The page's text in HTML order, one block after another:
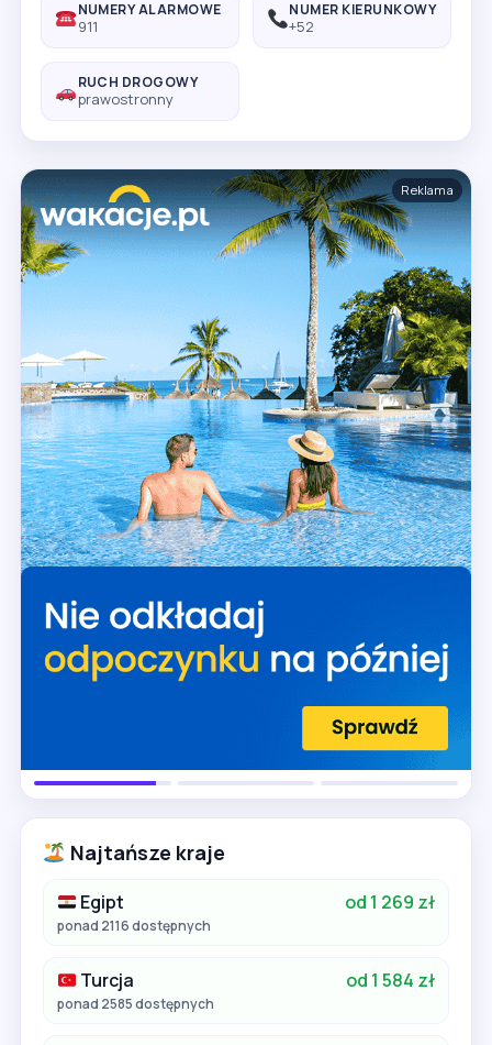
NUMERY ALARMOWE
911
NUMER KIERUNKOWY
+52
RUCH DROGOWY
prawostronny
Reklama
Najtańsze kraje
Egipt od 1 269 zł
ponad 2116 dostępnych
Turcja od 1 584 zł
ponad 2585 dostępnych